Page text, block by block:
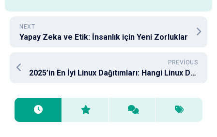
NEXT
Yapay Zeka ve Etik: İnsanlık için Yeni Zorluklar
PREVIOUS
2025’in En İyi Linux Dağıtımları: Hangi Linux Dağıtımını Kullanmalıyım